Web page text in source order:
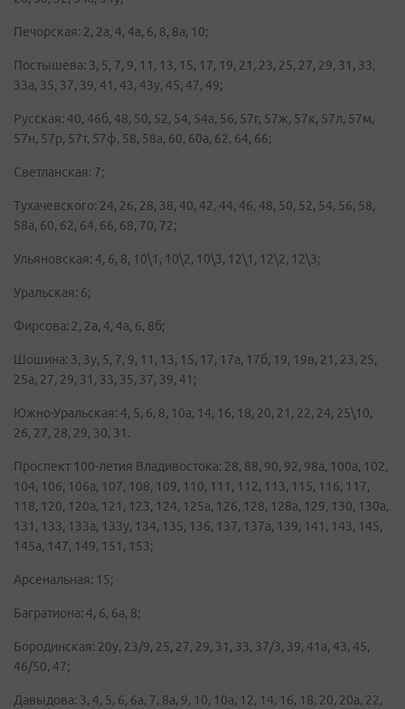
Печорская: 2, 2а, 4, 4а, 6, 8, 8а, 10;
Постышева: 3, 5, 7, 9, 11, 13, 15, 17, 19, 21, 23, 25, 27, 29, 31, 33,
33а, 35, 37, 39, 41, 43, 43у, 45, 47, 49;
Русская: 40, 46б, 48, 50, 52, 54, 54а, 56, 57г, 57ж, 57к, 57л, 57м,
57н, 57р, 57т, 57ф, 58, 58а, 60, 60а, 62, 64, 66;
Светланская: 7;
Тухачевского: 24, 26, 28, 38, 40, 42, 44, 46, 48, 50, 52, 54, 56, 58,
58а, 60, 62, 64, 66, 68, 70, 72;
Ульяновская: 4, 6, 8, 10\1, 10\2, 10\3, 12\1, 12\2, 12\3;
Уральская: 6;
Фирсова: 2, 2а, 4, 4а, 6, 8б;
Шошина: 3, 3у, 5, 7, 9, 11, 13, 15, 17, 17а, 17б, 19, 19в, 21, 23, 25,
25а, 27, 29, 31, 33, 35, 37, 39, 41;
Южно-Уральская: 4, 5, 6, 8, 10а, 14, 16, 18, 20, 21, 22, 24, 25\10,
26, 27, 28, 29, 30, 31.
Проспект 100-летия Владивостока: 28, 88, 90, 92, 98а, 100а, 102,
104, 106, 106а, 107, 108, 109, 110, 111, 112, 113, 115, 116, 117,
118, 120, 120а, 121, 123, 124, 125а, 126, 128, 128а, 129, 130, 130а,
131, 133, 133а, 133у, 134, 135, 136, 137, 137а, 139, 141, 143, 145,
145а, 147, 149, 151, 153;
Арсенальная: 15;
Багратиона: 4, 6, 6а, 8;
Бородинская: 20у, 23/9, 25, 27, 29, 31, 33, 37/3, 39, 41а, 43, 45,
46/50, 47;
Давыдова: 3, 4, 5, 6, 6а, 7, 8а, 9, 10, 10а, 12, 14, 16, 18, 20, 20а, 22,